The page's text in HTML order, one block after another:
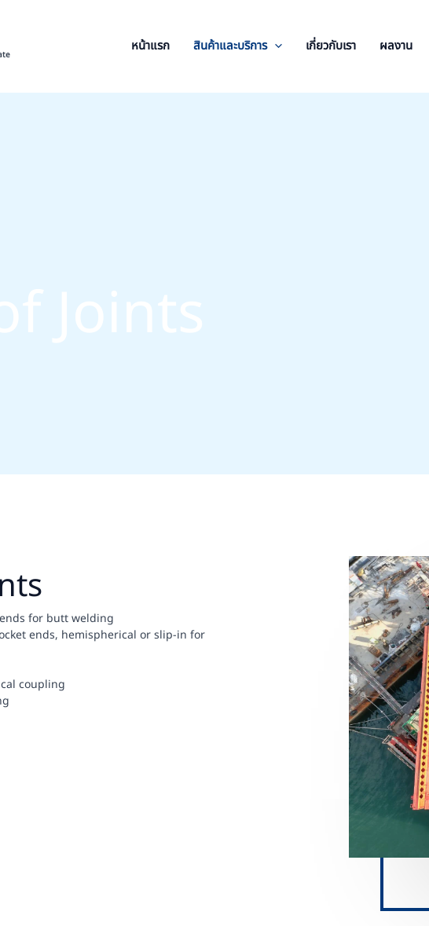
หน้าแรก สินค้าและบริการ เกี่ยวกับเรา ผลงาน
Joints
for butt welding
ends, hemispherical or slip-in for
coupling